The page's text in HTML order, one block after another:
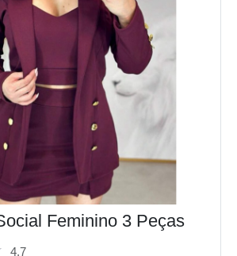
Feminino 3 Peças
4.7